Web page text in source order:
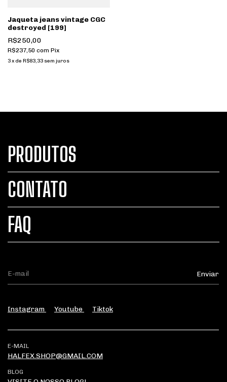
Jaqueta jeans vintage CGC
destroyed [199]
R$250,00
R$237,50 com Pix
3x de R$83,33 sem juros
PRODUTOS
CONTATO
FAQ
Instagram Youtube Tiktok
E-MAIL
HALFEX.SHOP@GMAIL.COM
BLOG